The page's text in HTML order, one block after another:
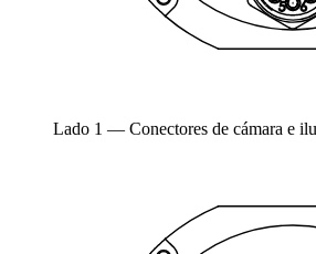
Lado 1 — Conectores de cámara e